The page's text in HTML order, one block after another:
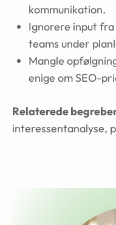
kommunikation.
Ignorere input
teams under
Mangle
enige om SEO-
Relaterede
interessentanalyse,